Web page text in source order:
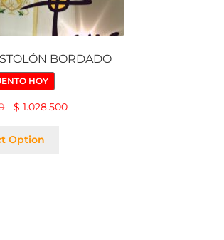
BORDADO
HOY
$ 1.028.500
Option